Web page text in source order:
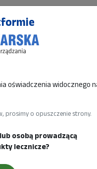
oświadczenia widocznego
prosimy o opuszczenie strony.
osobą prowadzącą
lecznicze?